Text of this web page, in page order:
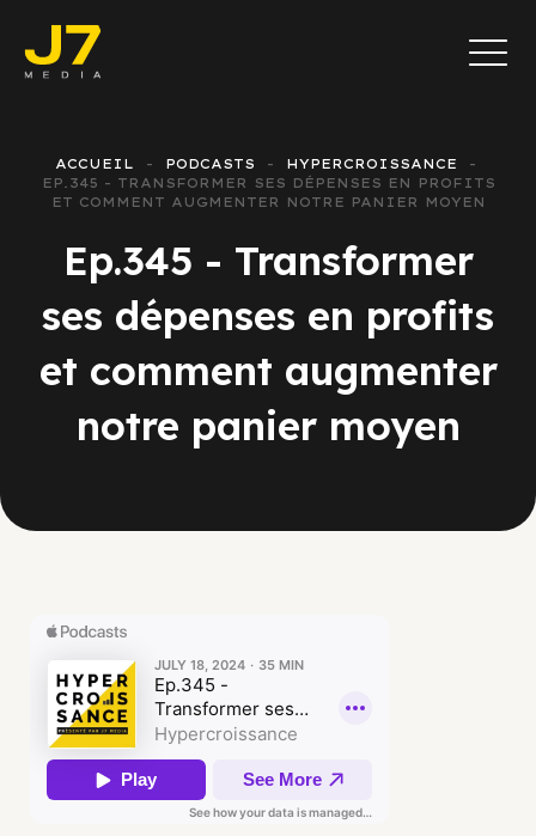
ACCUEIL PODCASTS
HYPERCROISSANCE
EP.345 - TRANSFORMER SES DÉPENSES EN PROFITS
ET COMMENT AUGMENTER NOTRE PANIER MOYEN
Ep.345 - Transformer
ses dépenses en profits
et comment augmenter
notre panier moyen